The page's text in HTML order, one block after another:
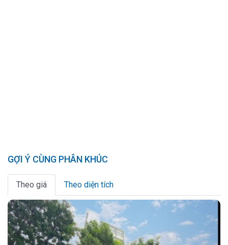
GỢI Ý CÙNG PHÂN KHÚC
Theo giá Theo diện tích